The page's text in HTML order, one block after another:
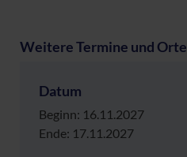
Weitere Termine und Orte
Datum
Beginn: 16.11.2027
Ende: 17.11.2027